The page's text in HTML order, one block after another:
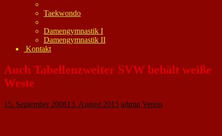
Taekwondo
Damengymnastik I
Damengymnastik II
Kontakt
Auch Tabellenzweiter SVW behält weiße
Weste
15. September 200813. August 2015 admin Verein